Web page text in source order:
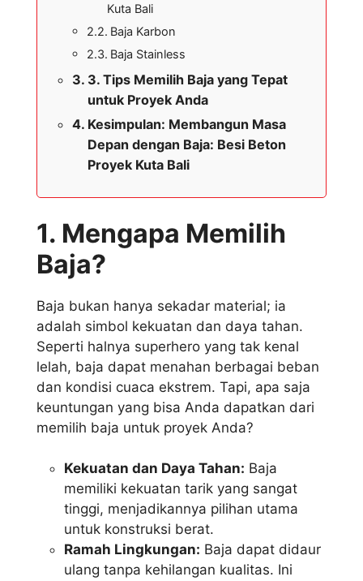
Kuta Bali
Baja Karbon
Baja Stainless
3. Tips Memilih Baja yang Tepat
untuk Proyek Anda
Kesimpulan: Membangun Masa
Depan dengan Baja: Besi Beton
Proyek Kuta Bali
1. Mengapa Memilih
Baja?
Baja bukan hanya sekadar material; ia
adalah simbol kekuatan dan daya tahan.
Seperti halnya superhero yang tak kenal
lelah, baja dapat menahan berbagai beban
dan kondisi cuaca ekstrem. Tapi, apa saja
keuntungan yang bisa Anda dapatkan dari
memilih baja untuk proyek Anda?
Kekuatan dan Daya Tahan: Baja
memiliki kekuatan tarik yang sangat
tinggi, menjadikannya pilihan utama
untuk konstruksi berat.
Ramah Lingkungan: Baja dapat didaur
ulang tanpa kehilangan kualitas. Ini